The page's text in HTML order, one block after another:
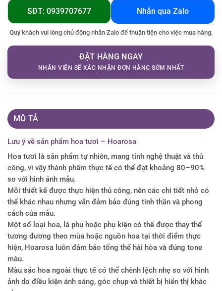
SĐT: 0939707677 Nhắn qua Zalo
Quý khách vui lòng chủ động nhắn Zalo để thuận tiện cho việc mua hàng.
ĐẶT HÀNG NGAY
NHÂN VIÊN SẼ XÁC NHẬN ĐƠN HÀNG SỚM NHẤT
MÔ TẢ
Lưu ý về sản phẩm hoa tươi – Hoarosa
Hoa tươi là sản phẩm tự nhiên, mang tính nghệ thuật và thủ
công, vì vậy thành phẩm thực tế có thể đạt khoảng 80–90%
so với hình ảnh mẫu.
Mỗi thiết kế được thực hiện thủ công, nên các chi tiết nhỏ có
thể khác nhau nhưng vẫn đảm bảo đúng tinh thần và phong
cách của mẫu.
Một số loại hoa, lá phụ hoặc phụ kiện có thể được thay thế
tương đương theo mùa hoặc nguồn hoa tại thời điểm thực
hiện, Hoarosa luôn đảm bảo tổng thể hài hòa và đúng tone
màu.
Màu sắc hoa ngoài thực tế có thể chênh lệch nhẹ so với hình
ảnh do điều kiện ánh sáng, góc chụp và thiết bị hiển thị khác